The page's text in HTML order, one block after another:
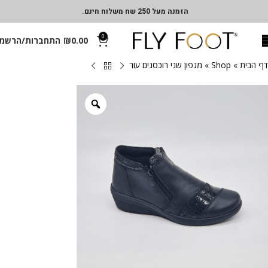
הזמנה מעל 250 שח משלוח חינם.
0
₪0.00 התחברות/
דף הבית »
Shop
» מגפון שני רוכסנים עור